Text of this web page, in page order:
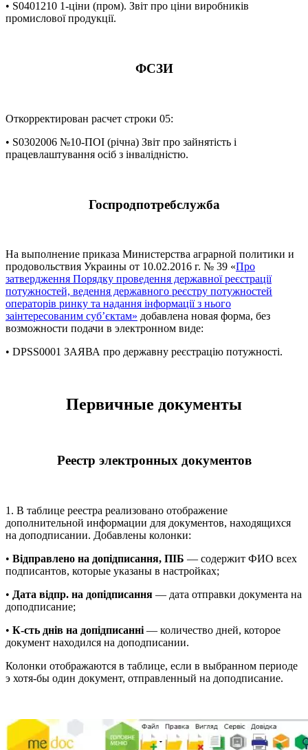
• S0401210 1-ціни (пром). Звіт про ціни виробників
промислової продукції.
ФСЗИ
Откорректирован расчет строки 05:
• S0302006 №10-ПОІ (річна) Звіт про зайнятість і
працевлаштування осіб з інвалідністю.
Госпродпотребслужба
На выполнение приказа Министерства аграрной политики и
продовольствия Украины от 10.02.2016 г. № 39 «Про
затвердження Порядку проведення державної реєстрації
потужностей, ведення державного реєстру потужностей
операторів ринку та надання інформації з нього
заінтересованим суб’єктам» добавлена новая форма, без
возможности подачи в электронном виде:
• DPSS0001 ЗАЯВА про державну реєстрацію потужності.
Первичные документы
Реестр электронных документов
1. В таблице реестра реализовано отображение
дополнительной информации для документов, находящихся
на доподписании. Добавлены колонки:
• Відправлено на допідписання, ПІБ — содержит ФИО всех
подписантов, которые указаны в настройках;
• Дата відпр. на допідписання — дата отправки документа на
доподписание;
• К-сть днів на допідписанні — количество дней, которое
документ находился на доподписании.
Колонки отображаются в таблице, если в выбранном периоде
э хотя-бы один документ, отправленный на доподписание.